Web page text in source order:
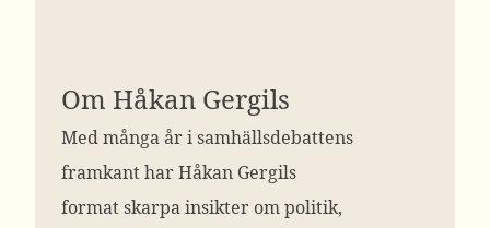
Om Håkan Gergils
Med många år i samhällsdebattens
framkant har Håkan Gergils
format skarpa insikter om politik,